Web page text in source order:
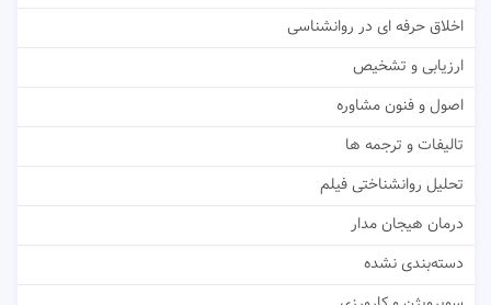
اخلاق حرفه ای در روانشناسی
ارزیابی و تشخیص
اصول و فنون مشاوره
تالیفات و ترجمه ها
تحلیل روانشناختی فیلم
درمان هیجان مدار
دسته‌بندی نشده